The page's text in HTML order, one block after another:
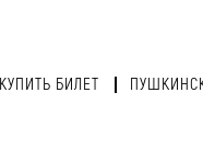
КУПИТЬ БИЛЕТ